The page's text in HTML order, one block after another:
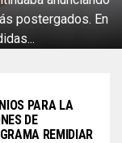
postergados. En
PARA LA
DE
REMIDIAR